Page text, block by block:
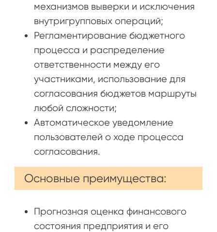
механизмов выверки и исключения
внутригрупповых операций;
Регламентирование бюджетного
процесса и распределение
ответственности между его
участниками, использование для
согласования бюджетов маршруты
любой сложности;
Автоматическое уведомление
пользователей о ходе процесса
согласования.
Основные преимущества:
Прогнозная оценка финансового
состояния предприятия и его